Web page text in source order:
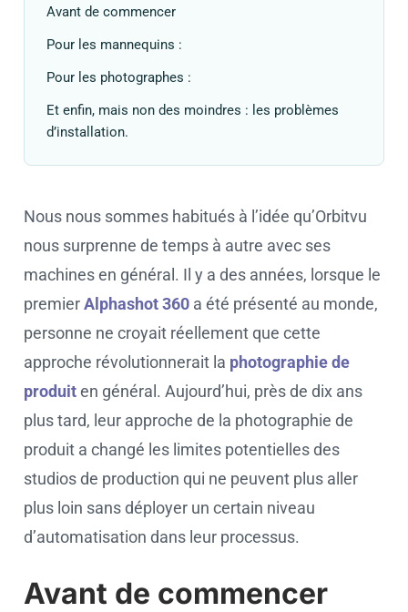
Avant de commencer
Pour les mannequins :
Pour les photographes :
Et enfin, mais non des moindres : les problèmes
d’installation.
Nous nous sommes habitués à l’idée qu’Orbitvu
nous surprenne de temps à autre avec ses
machines en général. Il y a des années, lorsque le
premierAlphashot 360 a été présenté au monde,
personne ne croyait réellement que cette
approche révolutionnerait la photographie de
produiten général. Aujourd’hui, près de dix ans
plus tard, leur approche de la photographie de
produit a changé les limites potentielles des
studios de production qui ne peuvent plus aller
plus loin sans déployer un certain niveau
d’automatisation dans leur processus.
Avant de commencer